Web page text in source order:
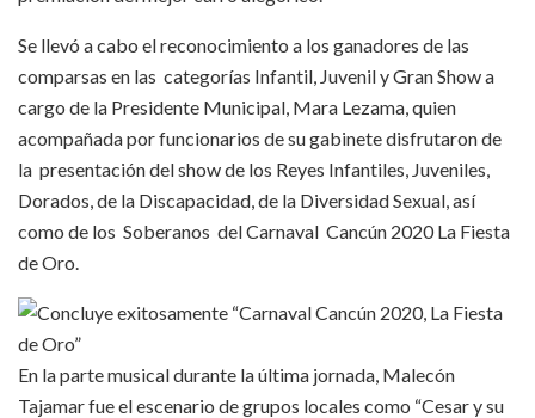
Se llevó a cabo el reconocimiento a los ganadores de las
comparsas en las categorías Infantil, Juvenil y Gran Show a
cargo de la Presidente Municipal, Mara Lezama, quien
acompañada por funcionarios de su gabinete disfrutaron de
la presentación del show de los Reyes Infantiles, Juveniles,
Dorados, de la Discapacidad, de la Diversidad Sexual, así
como de los Soberanos del Carnaval Cancún 2020 La Fiesta
de Oro.
En la parte musical durante la última jornada, Malecón
Tajamar fue el escenario de grupos locales como “Cesar y su